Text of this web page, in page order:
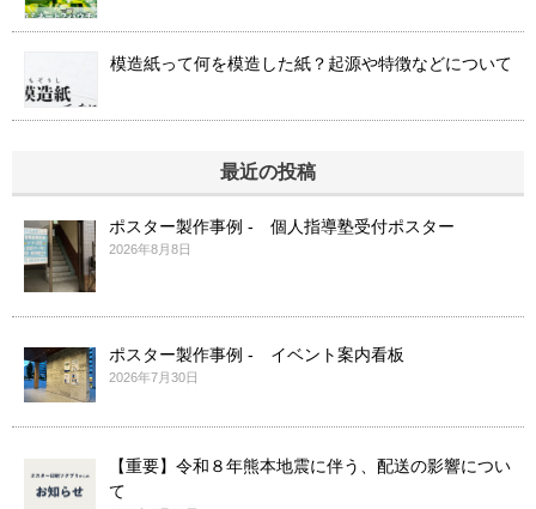
模造紙って何を模造した紙？起源や特徴などについて
最近の投稿
ポスター製作事例 - 個人指導塾受付ポスター
2026年8月8日
ポスター製作事例 - イベント案内看板
2026年7月30日
【重要】令和８年熊本地震に伴う、配送の影響につい
て